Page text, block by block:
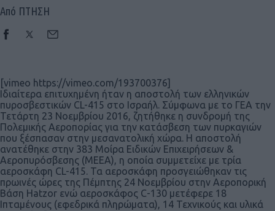
Από ΠΤΗΣΗ
[vimeo https://vimeo.com/193700376]
Ιδιαίτερα επιτυχημένη ήταν η αποστολή των ελληνικών
πυροσβεστικών CL-415 στο Ισραήλ. Σύμφωνα με το ΓΕΑ την
Τετάρτη 23 Νοεμβρίου 2016, ζητήθηκε η συνδρομή της
Πολεμικής Αεροπορίας για την κατάσβεση των πυρκαγιών
που ξέσπασαν στην μεσανατολική χώρα. Η αποστολή
ανατέθηκε στην 383 Μοίρα Ειδικών Επιχειρήσεων &
Αεροπυρόσβεσης (ΜΕΕΑ), η οποία συμμετείχε με τρία
αεροσκάφη CL-415. Τα αεροσκάφη προσγειώθηκαν τις
πρωινές ώρες της Πέμπτης 24 Νοεμβρίου στην Αεροπορική
Βάση Hatzor ενώ αεροσκάφος C-130 μετέφερε 18
Ιπταμένους (εφεδρικά πληρώματα), 14 Τεχνικούς και υλικά